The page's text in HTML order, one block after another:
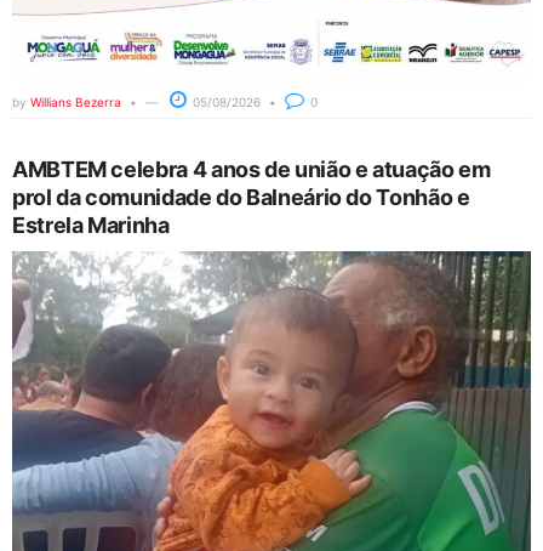
by Willians Bezerra 05/08/2026 0
AMBTEM celebra 4 anos de união e atuação em
prol da comunidade do Balneário do Tonhão e
Estrela Marinha